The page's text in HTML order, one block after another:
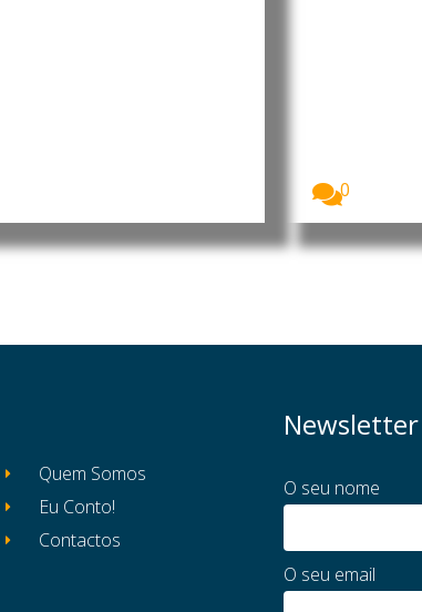
0
Quem Somos
Eu Conto!
Contactos
Newsletter
O seu nome
O seu email